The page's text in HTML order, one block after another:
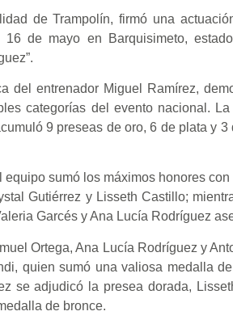
de Trampolín, firmó una
de mayo en Barquisimeto,
del entrenador Miguel Ramírez,
categorías del evento nacional.
9 preseas de oro, 6 de plata y
sumó los máximos honores
Gutiérrez y Lisseth Castillo;
Garcés y Ana Lucía Rodríguez
Ortega, Ana Lucía Rodríguez y
quien sumó una valiosa medalla
se adjudicó la presea dorada,
de bronce.